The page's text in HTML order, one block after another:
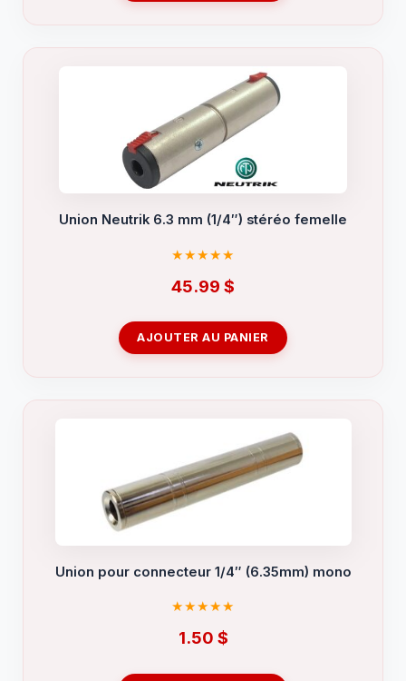
Union Neutrik 6.3 mm (1/4″) stéréo femelle
45.99 $
AJOUTER AU PANIER
Union pour connecteur 1/4″ (6.35mm) mono
1.50 $